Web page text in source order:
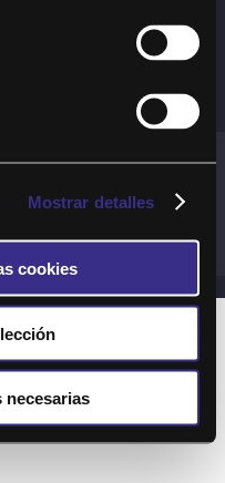
Mostrar detalles
cookies
necesarias
los derechos
uso del Servicio